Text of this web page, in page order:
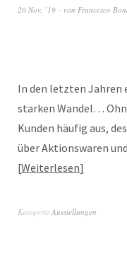
20 Nov. ’19 von Francesco
In den letzten Jahren
starken Wandel…
Kunden häufig aus,
über Aktionswaren
Weiterlesen
Kategorie Ausstellungen